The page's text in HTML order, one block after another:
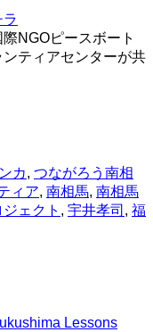
ラ
NGOピースボート
ティアセンターが共
カ, つながろう南相
ィア, 南相馬, 南相馬
ェクト , 宇井孝司 , 福